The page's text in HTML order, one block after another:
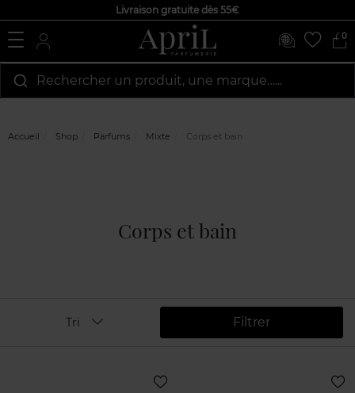
Livraison gratuite dès 55€
0
Rechercher un produit, une marque…...
Accueil Shop Parfums Mixte Corps et bain
Corps et bain
Filtrer
Tri